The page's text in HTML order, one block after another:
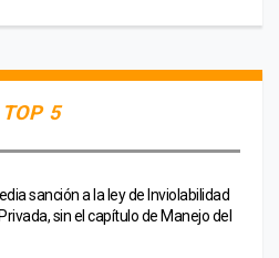
TOP 5
sanción a la ley de Inviolabilidad
sin el capítulo de Manejo del